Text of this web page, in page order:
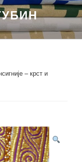
– крст и